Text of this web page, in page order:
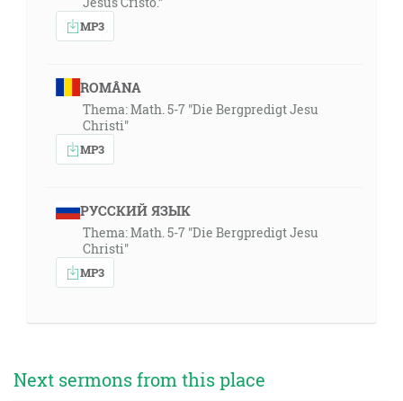
MP3
ROMÂNA
Thema: Math. 5-7 "Die Bergpredigt Jesu
Christi"
MP3
РУССКИЙ ЯЗЫК
Thema: Math. 5-7 "Die Bergpredigt Jesu
Christi"
MP3
Next sermons from this place